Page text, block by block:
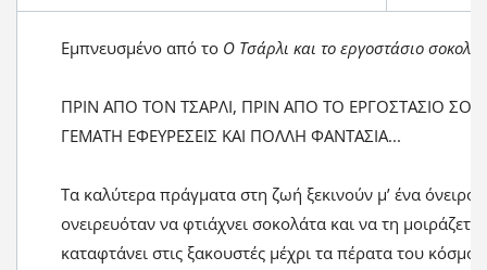
Εμπνευσμένο από το Ο Τσάρλι και το εργοστάσιο
ΠΡΙΝ ΑΠΟ ΤΟΝ ΤΣΑΡΛΙ, ΠΡΙΝ ΑΠΟ ΤΟ ΕΡΓΟΣΤΑΣΙΟ
ΓΕΜΑΤΗ ΕΦΕΥΡΕΣΕΙΣ ΚΑΙ ΠΟΛΛΗ ΦΑΝΤΑΣΙΑ...
Τα καλύτερα πράγματα στη ζωή ξεκινούν μʼ ένα
ονειρευόταν να φτιάχνει σοκολάτα και να τη
καταφτάνει στις ξακουστές μέχρι τα πέρατα του